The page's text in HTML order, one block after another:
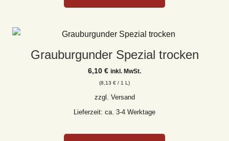
Grauburgunder Spezial trocken
6,10 € inkl. MwSt.
(8,13 € / 1 L)
zzgl. Versand
Lieferzeit: ca. 3-4 Werktage